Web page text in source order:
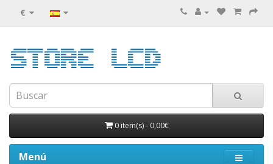
€
0 item(s)- 0,00€
Menú